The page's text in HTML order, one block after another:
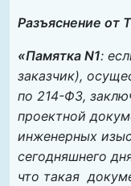
Разъяснение от
«Памятка N1:
заказчик),
по 214-ФЗ,
проектной
инженерных
сегодняшнего
что такая